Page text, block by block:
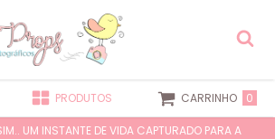
PRODUTOS CARRINHO 0
UM INSTANTE DE VIDA CAPTURADO PARA A